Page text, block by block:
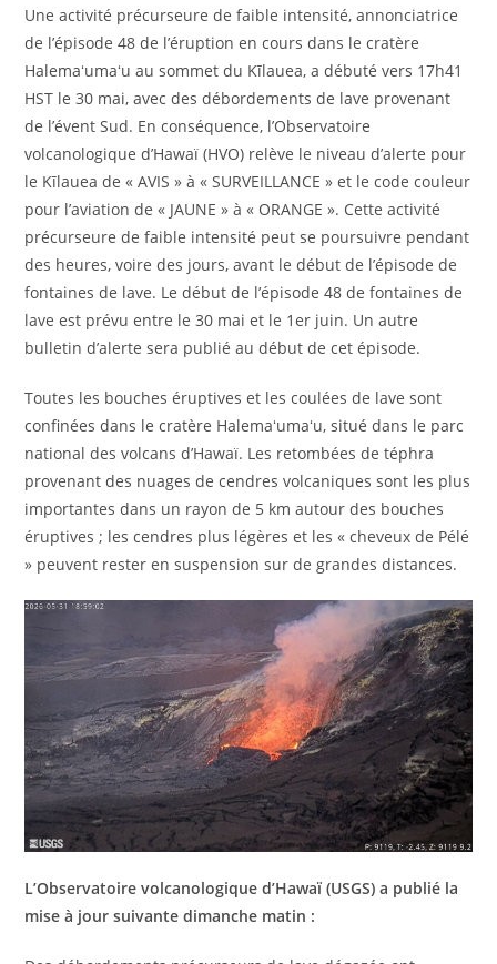
Une activité précurseure de faible intensité, annonciatrice
de l’épisode 48 de l’éruption en cours dans le cratère
Halemaʻumaʻu au sommet du Kīlauea, a débuté vers 17h41
HST le 30 mai, avec des débordements de lave provenant
de l’évent Sud. En conséquence, l’Observatoire
volcanologique d’Hawaï (HVO) relève le niveau d’alerte pour
le Kīlauea de « AVIS » à « SURVEILLANCE » et le code couleur
pour l’aviation de « JAUNE » à « ORANGE ». Cette activité
précurseure de faible intensité peut se poursuivre pendant
des heures, voire des jours, avant le début de l’épisode de
fontaines de lave. Le début de l’épisode 48 de fontaines de
lave est prévu entre le 30 mai et le 1er juin. Un autre
bulletin d’alerte sera publié au début de cet épisode.
Toutes les bouches éruptives et les coulées de lave sont
confinées dans le cratère Halemaʻumaʻu, situé dans le parc
national des volcans d’Hawaï. Les retombées de téphra
provenant des nuages ​​de cendres volcaniques sont les plus
importantes dans un rayon de 5 km autour des bouches
éruptives ; les cendres plus légères et les « cheveux de Pélé
» peuvent rester en suspension sur de grandes distances.
L’Observatoire volcanologique d’Hawaï (USGS) a publié la
mise à jour suivante dimanche matin :